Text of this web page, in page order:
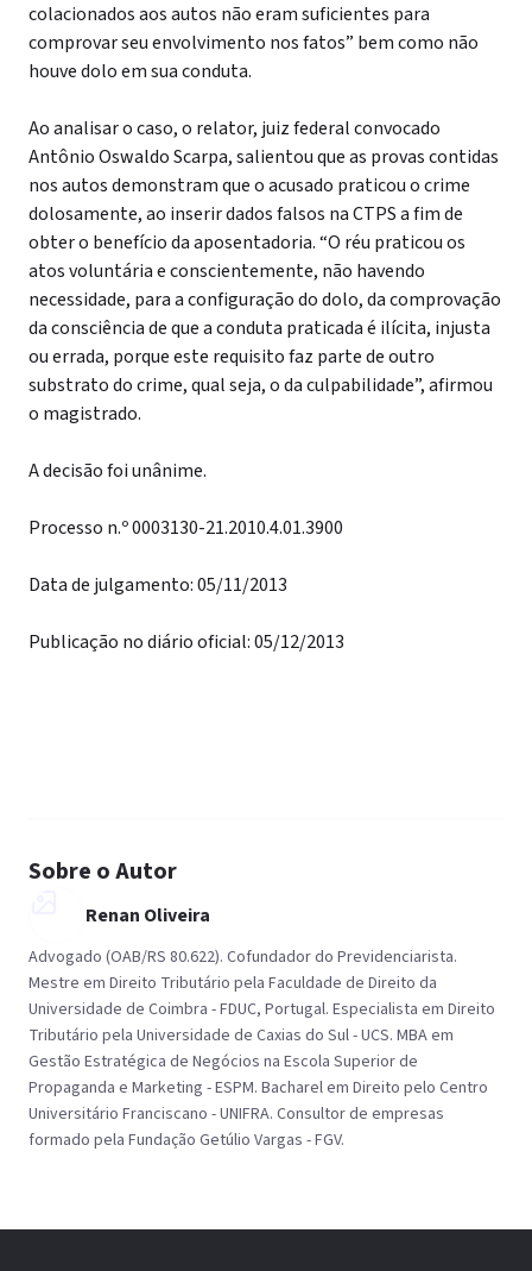
colacionados aos autos não eram suficientes para
comprovar seu envolvimento nos fatos” bem como não
houve dolo em sua conduta.
Ao analisar o caso, o relator, juiz federal convocado
Antônio Oswaldo Scarpa, salientou que as provas contidas
nos autos demonstram que o acusado praticou o crime
dolosamente, ao inserir dados falsos na CTPS a fim de
obter o benefício da aposentadoria. “O réu praticou os
atos voluntária e conscientemente, não havendo
necessidade, para a configuração do dolo, da comprovação
da consciência de que a conduta praticada é ilícita, injusta
ou errada, porque este requisito faz parte de outro
substrato do crime, qual seja, o da culpabilidade”, afirmou
o magistrado.
A decisão foi unânime.
Processo n.º 0003130-21.2010.4.01.3900
Data de julgamento: 05/11/2013
Publicação no diário oficial: 05/12/2013
Sobre o Autor
Renan Oliveira
Advogado (OAB/RS 80.622). Cofundador do Previdenciarista.
Mestre em Direito Tributário pela Faculdade de Direito da
Universidade de Coimbra - FDUC, Portugal. Especialista em Direito
Tributário pela Universidade de Caxias do Sul - UCS. MBA em
Gestão Estratégica de Negócios na Escola Superior de
Propaganda e Marketing - ESPM. Bacharel em Direito pelo Centro
Universitário Franciscano - UNIFRA. Consultor de empresas
formado pela Fundação Getúlio Vargas - FGV.